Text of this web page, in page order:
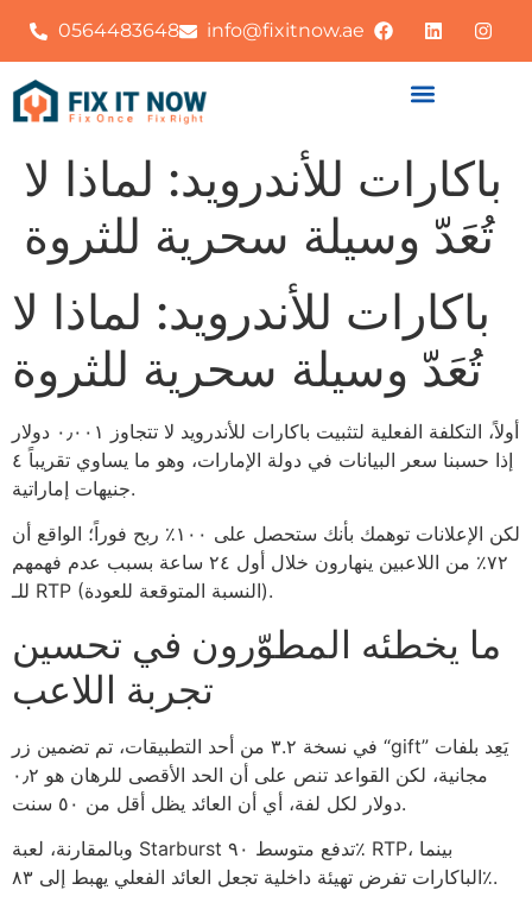
0564483648 info@fixitnow.ae
باكارات للأندرويد: لماذا لا
تُعَدّ وسيلة سحرية للثروة
باكارات للأندرويد: لماذا لا
تُعَدّ وسيلة سحرية للثروة
أولاً، التكلفة الفعلية لتثبيت باكارات للأندرويد لا تتجاوز ٠٫٠٠١ دولار
إذا حسبنا سعر البيانات في دولة الإمارات، وهو ما يساوي تقريباً ٤
جنيهات إماراتية.
لكن الإعلانات توهمك بأنك ستحصل على ١٠٠٪ ربح فوراً؛ الواقع أن
٧۲٪ من اللاعبين ينهارون خلال أول ۲٤ ساعة بسبب عدم فهمهم
للـ RTP (النسبة المتوقعة للعودة).
ما يخطئه المطوّرون في تحسين
تجربة اللاعب
في نسخة ۳.۲ من أحد التطبيقات، تم تضمين زر “gift” يَعِد بلفات
مجانية، لكن القواعد تنص على أن الحد الأقصى للرهان هو ٠٫۲
دولار لكل لفة، أي أن العائد يظل أقل من ٥٠ سنت.
وبالمقارنة، لعبة Starburst تدفع متوسط ۹٠٪ RTP، بينما
الباكارات تفرض تهيئة داخلية تجعل العائد الفعلي يهبط إلى ۸۳٪.